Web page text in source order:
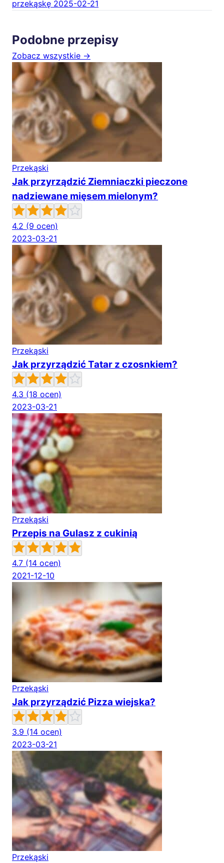
przekąskę 2025-02-21
Podobne przepisy
Zobacz wszystkie →
Przekąski
Jak przyrządzić Ziemniaczki pieczone
nadziewane mięsem mielonym?
4.2 (9 ocen)
2023-03-21
Przekąski
Jak przyrządzić Tatar z czosnkiem?
4.3 (18 ocen)
2023-03-21
Przekąski
Przepis na Gulasz z cukinią
4.7 (14 ocen)
2021-12-10
Przekąski
Jak przyrządzić Pizza wiejska?
3.9 (14 ocen)
2023-03-21
Przekąski